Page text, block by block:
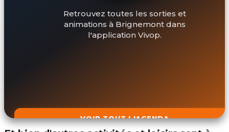
Retrouvez toutes les sorties et
animations à Brignemont dans
l'application Vivop.
VOIR TOUT L'AGENDA